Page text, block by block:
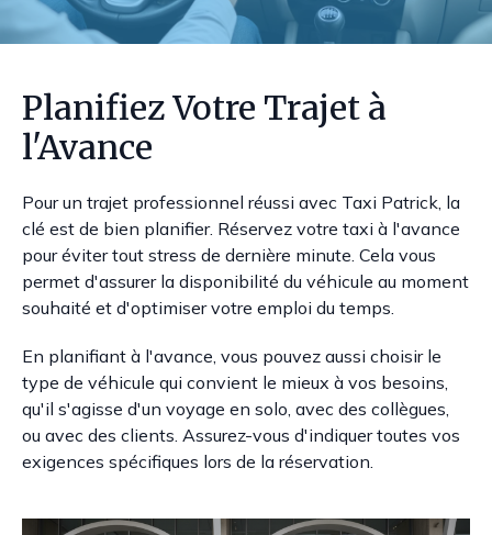
Planifiez Votre Trajet à
l'Avance
Pour un trajet professionnel réussi avec Taxi Patrick, la
clé est de bien planifier. Réservez votre taxi à l'avance
pour éviter tout stress de dernière minute. Cela vous
permet d'assurer la disponibilité du véhicule au moment
souhaité et d'optimiser votre emploi du temps.
En planifiant à l'avance, vous pouvez aussi choisir le
type de véhicule qui convient le mieux à vos besoins,
qu'il s'agisse d'un voyage en solo, avec des collègues,
ou avec des clients. Assurez-vous d'indiquer toutes vos
exigences spécifiques lors de la réservation.